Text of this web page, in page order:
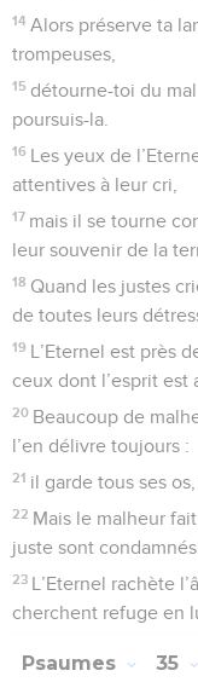
14 Alors préserve ta
trompeuses,
15 détourne-toi du
poursuis-la.
16 Les yeux de
attentives à leur cri,
17 mais il se tourne
leur souvenir de la
18 Quand les justes
de toutes leurs
19 L’Eternel est près
ceux dont l’esprit est
20 Beaucoup de
l’en délivre toujours :
21 il garde tous ses os,
22 Mais le malheur
juste sont condamnés.
23 L’Eternel rachète
cherchent refuge en
Psaumes 35